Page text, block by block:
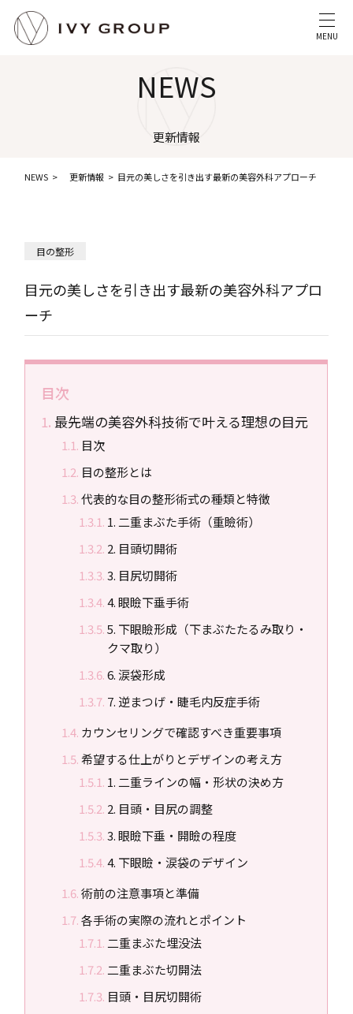
MENU
NEWS
更新情報
NEWS 更新情報 目元の美しさを引き出す最新の美容外科アプローチ
目の整形
目元の美しさを引き出す最新の美容外科アプロ
ーチ
目次
最先端の美容外科技術で叶える理想の目元
目次
目の整形とは
代表的な目の整形術式の種類と特徴
1. 二重まぶた手術（重瞼術）
2. 目頭切開術
3. 目尻切開術
4. 眼瞼下垂手術
5. 下眼瞼形成（下まぶたたるみ取り・
クマ取り）
6. 涙袋形成
7. 逆まつげ・睫毛内反症手術
カウンセリングで確認すべき重要事項
希望する仕上がりとデザインの考え方
1. 二重ラインの幅・形状の決め方
2. 目頭・目尻の調整
3. 眼瞼下垂・開瞼の程度
4. 下眼瞼・涙袋のデザイン
術前の注意事項と準備
各手術の実際の流れとポイント
二重まぶた埋没法
二重まぶた切開法
目頭・目尻切開術